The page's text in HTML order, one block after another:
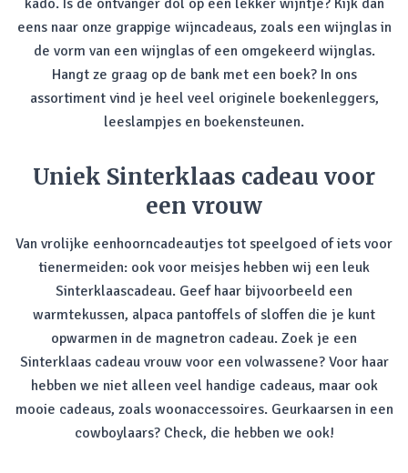
kado. Is de ontvanger dol op een lekker wijntje? Kijk dan
eens naar onze grappige wijncadeaus, zoals een wijnglas in
de vorm van een wijnglas of een omgekeerd wijnglas.
Hangt ze graag op de bank met een boek? In ons
assortiment vind je heel veel originele boekenleggers,
leeslampjes en boekensteunen.
Uniek Sinterklaas cadeau voor
een vrouw
Van vrolijke eenhoorncadeautjes tot speelgoed of iets voor
tienermeiden: ook voor meisjes hebben wij een leuk
Sinterklaascadeau. Geef haar bijvoorbeeld een
warmtekussen, alpaca pantoffels of sloffen die je kunt
opwarmen in de magnetron cadeau. Zoek je een
Sinterklaas cadeau vrouw voor een volwassene? Voor haar
hebben we niet alleen veel handige cadeaus, maar ook
mooie cadeaus, zoals woonaccessoires. Geurkaarsen in een
cowboylaars? Check, die hebben we ook!